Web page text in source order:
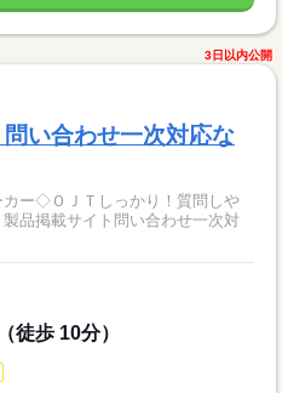
3日以内公開
い合わせ一次対応な
ー◇ＯＪＴしっかり！質問しや
掲載サイト問い合わせ一次対
徒歩 10分）